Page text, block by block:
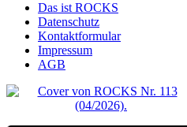
Das ist ROCKS
Datenschutz
Kontaktformular
Impressum
AGB